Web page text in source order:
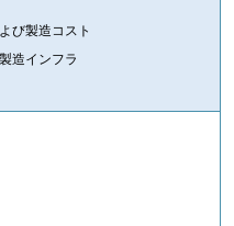
び製造コスト
造インフラ